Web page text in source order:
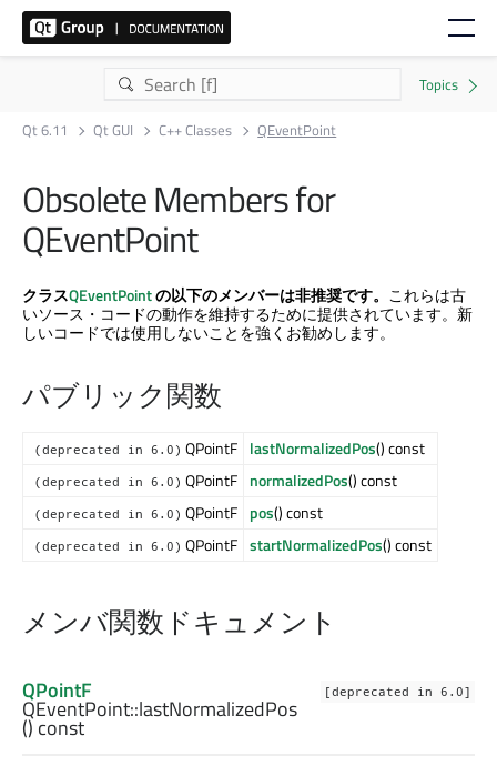
Qt 6.11 Qt GUI C++ Classes QEventPoint
Obsolete Members for
QEventPoint
クラスQEventPointの以下のメンバーは非推奨です。 これらは古
いソース・コードの動作を維持するために提供されています。新
しいコードでは使用しないことを強くお勧めします。
パブリック関数
(deprecated in 6.0) QPointF lastNormalizedPos() const
(deprecated in 6.0) QPointF normalizedPos() const
(deprecated in 6.0) QPointF pos() const
(deprecated in 6.0) QPointF startNormalizedPos() const
メンバ関数ドキュメント
[deprecated in 6.0]
QPointF
QEventPoint::lastNormalizedPos
() const